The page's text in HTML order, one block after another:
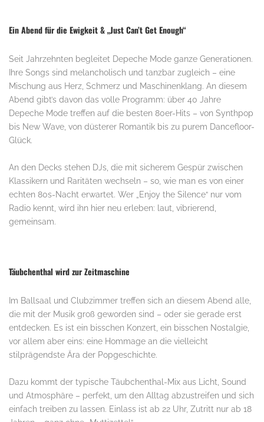
Ein Abend für die Ewigkeit & „Just Can’t Get Enough“
Seit Jahrzehnten begleitet Depeche Mode ganze Generationen.
Ihre Songs sind melancholisch und tanzbar zugleich – eine
Mischung aus Herz, Schmerz und Maschinenklang. An diesem
Abend gibt’s davon das volle Programm: über 40 Jahre
Depeche Mode treffen auf die besten 80er-Hits – von Synthpop
bis New Wave, von düsterer Romantik bis zu purem Dancefloor-
Glück.
An den Decks stehen DJs, die mit sicherem Gespür zwischen
Klassikern und Raritäten wechseln – so, wie man es von einer
echten 80s-Nacht erwartet. Wer „Enjoy the Silence“ nur vom
Radio kennt, wird ihn hier neu erleben: laut, vibrierend,
gemeinsam.
Täubchenthal wird zur Zeitmaschine
Im Ballsaal und Clubzimmer treffen sich an diesem Abend alle,
die mit der Musik groß geworden sind – oder sie gerade erst
entdecken. Es ist ein bisschen Konzert, ein bisschen Nostalgie,
vor allem aber eins: eine Hommage an die vielleicht
stilprägendste Ära der Popgeschichte.
Dazu kommt der typische Täubchenthal-Mix aus Licht, Sound
und Atmosphäre – perfekt, um den Alltag abzustreifen und sich
einfach treiben zu lassen. Einlass ist ab 22 Uhr, Zutritt nur ab 18